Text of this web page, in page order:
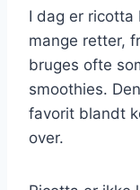
I dag er
mange retter,
bruges ofte
smoothies.
favorit blandt
over.